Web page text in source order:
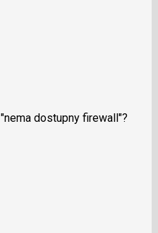
dostupny firewall"?